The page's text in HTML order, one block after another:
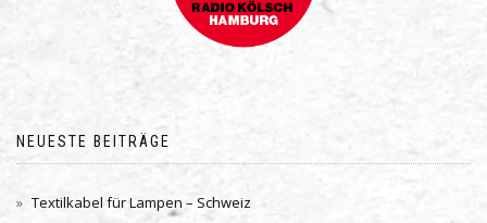
NEUESTE BEITRÄGE
Textilkabel für Lampen – Schweiz